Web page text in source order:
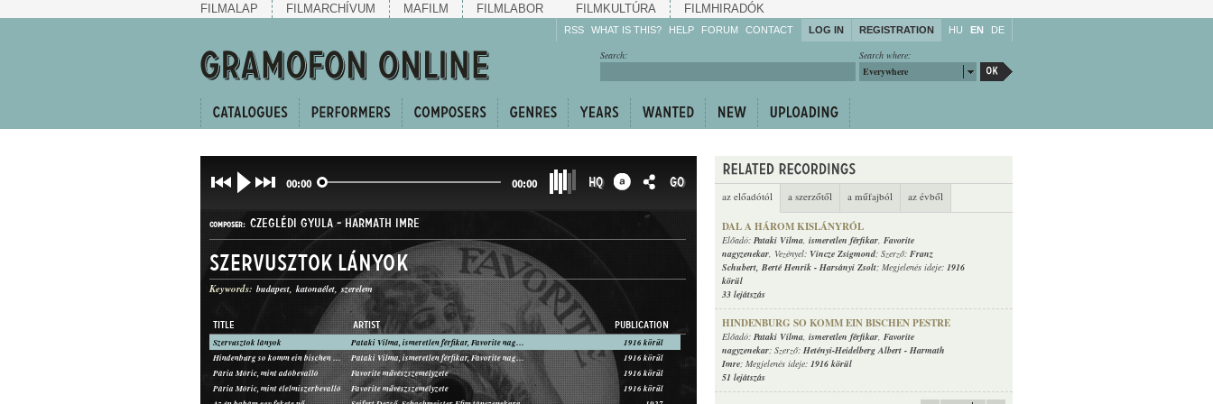
FILMALAP FILMARCHÍVUM MAFILM FILMLABOR FILMKULTÚRA FILMHIRADÓK
RSS WHAT IS THIS? HELP
Enrich!
Share!
FORUM CONTACT LOG IN REGISTRATION HU EN DE
Search where:
Everywhere
Search:
az előadótól a szerzőtől a műfajból az évből
DAL A HÁROM KISLÁNYRÓL
Előadó: Pataki Vilma, ismeretlen férfikar, Favorite
nagyzenekar, Vezényel: Vincze Zsigmond; Szerző: Franz
Schubert, Berté Henrik - Harsányi Zsolt; Megjelenés ideje: 1916
körül
33 lejátszás
HINDENBURG SO KOMM EIN BISCHEN PESTRE
Előadó: Pataki Vilma, ismeretlen férfikar, Favorite
nagyzenekar; Szerző: Hetényi-Heidelberg Albert - Harmath
Imre; Megjelenés ideje: 1916 körül
51 lejátszás
00:00 00:00 HQ GO
COMPOSER: CZEGLÉDI GYULA - HARMATH IMRE
GENRE: KUPLÉ
Szervusztok lányok
Keywords: budapest katonaélet szerelem
TITLE ARTIST PUBLICATION
Szervusztok lányok Pataki Vilma, ismeretlen férfikar, Favorite nagyzenekar
1916 körül
Hindenburg so komm ein bischen Pestre
Pataki Vilma, ismeretlen férfikar, Favorite nagyzenekar
1916 körül
Pária Móric, mint adóbevalló
Favorite művészszemélyzete
1916 körül
Pária Móric, mint élelmiszerbevalló
Favorite művészszemélyzete
1916 körül